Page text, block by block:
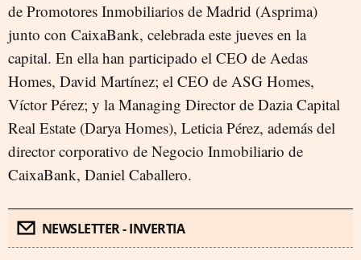
de Promotores Inmobiliarios de Madrid (Asprima)
junto con CaixaBank, celebrada este jueves en la
capital. En ella han participado el CEO de Aedas
Homes, David Martínez; el CEO de ASG Homes,
Víctor Pérez; y la Managing Director de Dazia Capital
Real Estate (Darya Homes), Leticia Pérez, además del
director corporativo de Negocio Inmobiliario de
CaixaBank, Daniel Caballero.
NEWSLETTER - INVERTIA